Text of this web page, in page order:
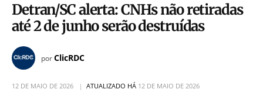
Detran/SC alerta: CNHs não retiradas
até 2 de junho serão destruídas
porClicRDC
12 DE MAIO DE 2026 ATUALIZADO HÁ 12 DE MAIO DE 2026